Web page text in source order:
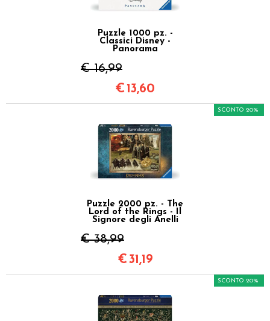
Puzzle 1000 pz. -
Classici Disney -
Panorama
€ 16,99
€ 13,60
Puzzle 2000 pz. - The
Lord of the Rings - Il
Signore degli Anelli
€ 38,99
SCONTO 20%
€31,19
SCONTO 20%